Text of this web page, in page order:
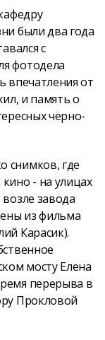
были два года
с
фотодела
впечатления от
и память о
чёрно-
снимков, где
- на улицах
завода
из фильма
Карасик).
мосту Елена
перерыва в
Прокловой